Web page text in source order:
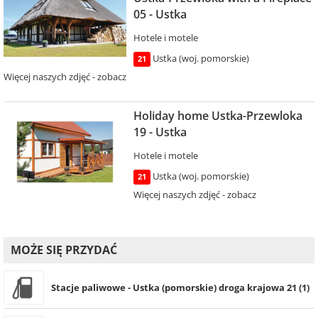
05 - Ustka
Hotele i motele
21
Ustka (woj. pomorskie)
Więcej naszych zdjęć - zobacz
Holiday home Ustka-Przewloka
19 - Ustka
Hotele i motele
21
Ustka (woj. pomorskie)
Więcej naszych zdjęć - zobacz
MOŻE SIĘ PRZYDAĆ
Stacje paliwowe - Ustka (pomorskie) droga krajowa 21 (1)